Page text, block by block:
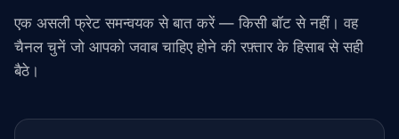
एक असली फ्रेट समन्वयक से बात करें — किसी बॉट से नहीं। वह
चैनल चुनें जो आपको जवाब चाहिए होने की रफ़्तार के हिसाब से सही
बैठे।